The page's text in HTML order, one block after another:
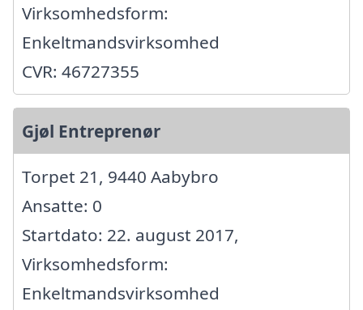
Virksomhedsform:
Enkeltmandsvirksomhed
CVR: 46727355
Gjøl Entreprenør
Torpet 21, 9440 Aabybro
Ansatte: 0
Startdato: 22. august 2017,
Virksomhedsform:
Enkeltmandsvirksomhed